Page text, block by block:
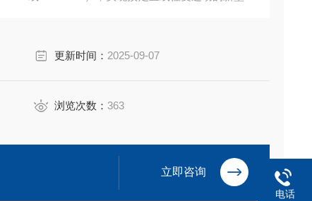
更新时间： 2025-09-07
浏览次数：363
立即咨询
电话